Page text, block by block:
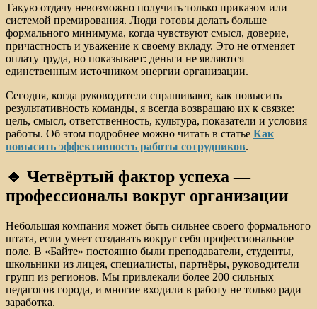
Такую отдачу невозможно получить только приказом или
системой премирования. Люди готовы делать больше
формального минимума, когда чувствуют смысл, доверие,
причастность и уважение к своему вкладу. Это не отменяет
оплату труда, но показывает: деньги не являются
единственным источником энергии организации.
Сегодня, когда руководители спрашивают, как повысить
результативность команды, я всегда возвращаю их к связке:
цель, смысл, ответственность, культура, показатели и условия
работы. Об этом подробнее можно читать в статье Как
повысить эффективность работы сотрудников.
🔹 Четвёртый фактор успеха —
профессионалы вокруг организации
Небольшая компания может быть сильнее своего формального
штата, если умеет создавать вокруг себя профессиональное
поле. В «Байте» постоянно были преподаватели, студенты,
школьники из лицея, специалисты, партнёры, руководители
групп из регионов. Мы привлекали более 200 сильных
педагогов города, и многие входили в работу не только ради
заработка.